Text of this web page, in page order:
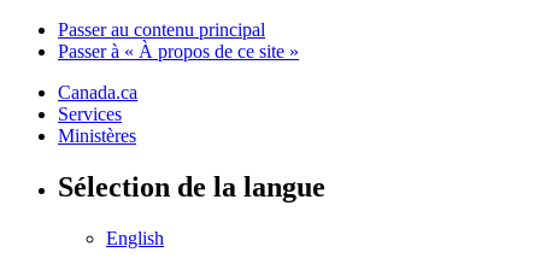
Passer au contenu principal
Passer à « À propos de ce site »
Canada.ca
Services
Ministères
Sélection de la langue
English